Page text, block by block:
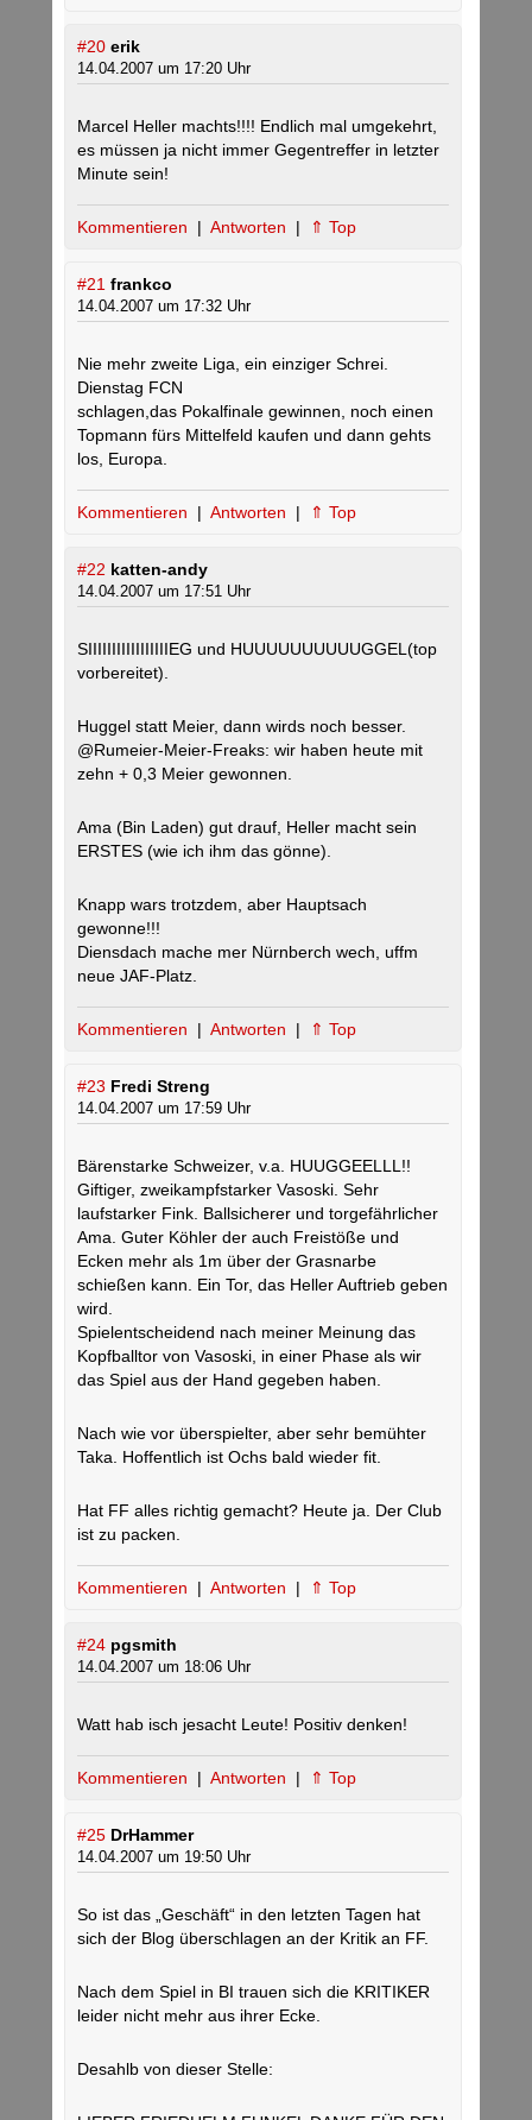
#20 erik
14.04.2007 um 17:20 Uhr
Marcel Heller machts!!!! Endlich mal umgekehrt,
es müssen ja nicht immer Gegentreffer in letzter
Minute sein!
Kommentieren | Antworten | ⇑ Top
#21 frankco
14.04.2007 um 17:32 Uhr
Nie mehr zweite Liga, ein einziger Schrei.
Dienstag FCN
schlagen,das Pokalfinale gewinnen, noch einen
Topmann fürs Mittelfeld kaufen und dann gehts
los, Europa.
Kommentieren | Antworten | ⇑ Top
#22 katten-andy
14.04.2007 um 17:51 Uhr
SIIIIIIIIIIIIIIIIIEG und HUUUUUUUUUUGGEL(top
vorbereitet).
Huggel statt Meier, dann wirds noch besser.
@Rumeier-Meier-Freaks: wir haben heute mit
zehn + 0,3 Meier gewonnen.
Ama (Bin Laden) gut drauf, Heller macht sein
ERSTES (wie ich ihm das gönne).
Knapp wars trotzdem, aber Hauptsach
gewonne!!!
Diensdach mache mer Nürnberch wech, uffm
neue JAF-Platz.
Kommentieren | Antworten | ⇑ Top
#23 Fredi Streng
14.04.2007 um 17:59 Uhr
Bärenstarke Schweizer, v.a. HUUGGEELLL!!
Giftiger, zweikampfstarker Vasoski. Sehr
laufstarker Fink. Ballsicherer und torgefährlicher
Ama. Guter Köhler der auch Freistöße und
Ecken mehr als 1m über der Grasnarbe
schießen kann. Ein Tor, das Heller Auftrieb geben
wird.
Spielentscheidend nach meiner Meinung das
Kopfballtor von Vasoski, in einer Phase als wir
das Spiel aus der Hand gegeben haben.
Nach wie vor überspielter, aber sehr bemühter
Taka. Hoffentlich ist Ochs bald wieder fit.
Hat FF alles richtig gemacht? Heute ja. Der Club
ist zu packen.
Kommentieren | Antworten | ⇑ Top
#24 pgsmith
14.04.2007 um 18:06 Uhr
Watt hab isch jesacht Leute! Positiv denken!
Kommentieren | Antworten | ⇑ Top
#25 DrHammer
14.04.2007 um 19:50 Uhr
So ist das „Geschäft“ in den letzten Tagen hat
sich der Blog überschlagen an der Kritik an FF.
Nach dem Spiel in BI trauen sich die KRITIKER
leider nicht mehr aus ihrer Ecke.
Desahlb von dieser Stelle: